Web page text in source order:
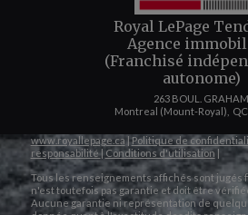
Royal LePage
Agence
(Franchisé
autonome)
263 BOUL. GRAHAM
Montreal (Mount-Royal), QC
www.royallepage.ca |Politique de
responsabilité| Conditions d'utilisation |
Tous les renseignements affichés sont jugés
n'est toutefois pas garantie et doit être
Aucune garantie ni représentation de